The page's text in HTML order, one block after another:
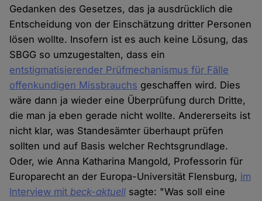
Gedanken des Gesetzes, das ja ausdrücklich die
Entscheidung von der Einschätzung dritter Personen
lösen wollte. Insofern ist es auch keine Lösung, das
SBGG so umzugestalten, dass ein
entstigmatisierender Prüfmechanismus für Fälle
offenkundigen Missbrauchs geschaffen wird. Dies
wäre dann ja wieder eine Überprüfung durch Dritte,
die man ja eben gerade nicht wollte. Andererseits ist
nicht klar, was Standesämter überhaupt prüfen
sollten und auf Basis welcher Rechtsgrundlage.
Oder, wie Anna Katharina Mangold, Professorin für
Europarecht an der Europa-Universität Flensburg, im
Interview mit beck-aktuell sagte: "Was soll eine